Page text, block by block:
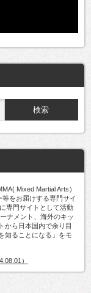
Mixed Martial Arts）
をお届けする専門サイ
専門サイトとして活動
ナメント、海外のキッ
から日本国内で余り目
知ることになる」をモ
）